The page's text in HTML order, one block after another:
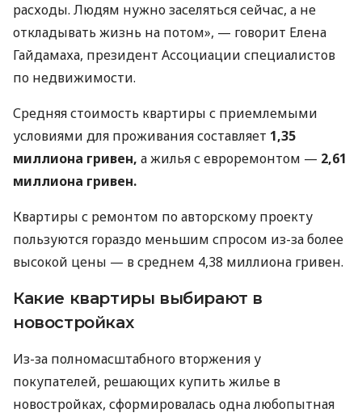
расходы. Людям нужно заселяться сейчас, а не
откладывать жизнь на потом», — говорит Елена
Гайдамаха, президент Ассоциации специалистов
по недвижимости.
Средняя стоимость квартиры с приемлемыми
условиями для проживания составляет 1,35
миллиона гривен, а жилья с евроремонтом — 2,61
миллиона гривен.
Квартиры с ремонтом по авторскому проекту
пользуются гораздо меньшим спросом из-за более
высокой цены — в среднем 4,38 миллиона гривен.
Какие квартиры выбирают в
новостройках
Из-за полномасштабного вторжения у
покупателей, решающих купить жилье в
новостройках, сформировалась одна любопытная